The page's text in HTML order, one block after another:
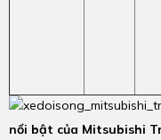
nổi bật của Mitsubishi